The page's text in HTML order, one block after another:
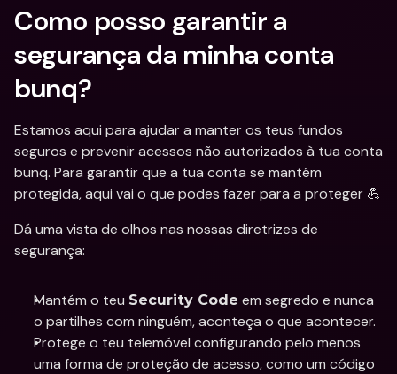
Como posso garantir a
segurança da minha conta
bunq?
Estamos aqui para ajudar a manter os teus fundos
seguros e prevenir acessos não autorizados à tua conta
bunq. Para garantir que a tua conta se mantém
protegida, aqui vai o que podes fazer para a proteger 💪
Dá uma vista de olhos nas nossas diretrizes de
segurança:
Mantém o teu Security Code em segredo e nunca
o partilhes com ninguém, aconteça o que acontecer.
Protege o teu telemóvel configurando pelo menos
uma forma de proteção de acesso, como um código